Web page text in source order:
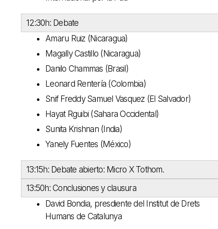
12:30h: Debate
Amaru Ruiz (Nicaragua)
Magally Castillo (Nicaragua)
Danilo Chammas (Brasil)
Leonard Rentería (Colombia)
Snif Freddy Samuel Vasquez (El Salvador)
Hayat Rguibi (Sahara Occidental)
Sunita Krishnan (India)
Yanely Fuentes (México)
13:15h: Debate abierto: Micro X Tothom.
13:50h: Conclusiones y clausura
David Bondia, presdiente del Institut de Drets
Humans de Catalunya